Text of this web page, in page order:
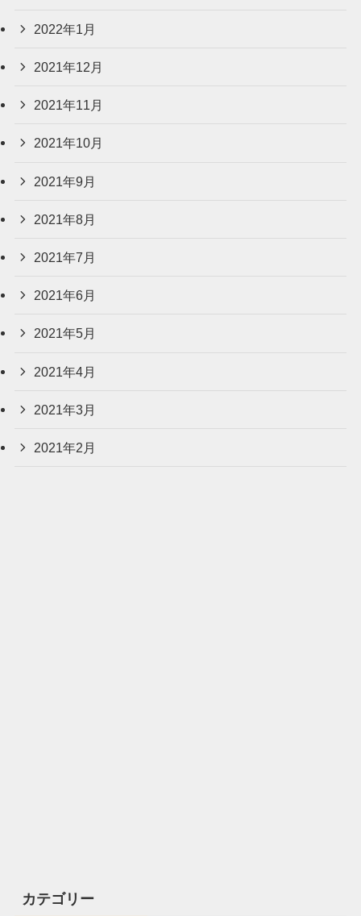
2022年1月
2021年12月
2021年11月
2021年10月
2021年9月
2021年8月
2021年7月
2021年6月
2021年5月
2021年4月
2021年3月
2021年2月
カテゴリー